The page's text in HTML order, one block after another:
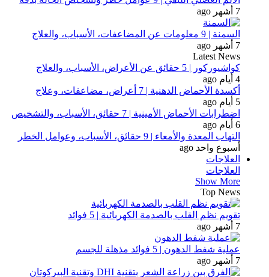
7 أشهر ago
السمنة | 9 معلومات عن المضاعفات، الأسباب، والعلاج
7 أشهر ago
Latest News
كواشيوركور | 5 حقائق عن الأعراض، الأسباب، والعلاج
4 أيام ago
أكسدة الأحماض الدهنية | 7 أعراض، مضاعفات، وعلاج
5 أيام ago
اضطرابات الأحماض الأمينية | 7 حقائق، الأسباب، والتشخيص
6 أيام ago
التهاب المعدة والأمعاء | 9 حقائق، الأسباب، وعوامل الخطر
أسبوع واحد ago
العلاجات
العلاجات
Show More
Top News
تقويم نظم القلب بالصدمة الكهربائية | 5 فوائد
7 أشهر ago
عملية شفط الدهون | 5 فوائد مذهلة للجسم
7 أشهر ago